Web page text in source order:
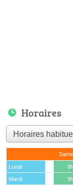
Horaires
Lundi
Mardi